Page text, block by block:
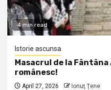
4 min read
Istorie ascunsa
Masacrul de la
românesc!
April 27, 2026 Ionuţ Ţene